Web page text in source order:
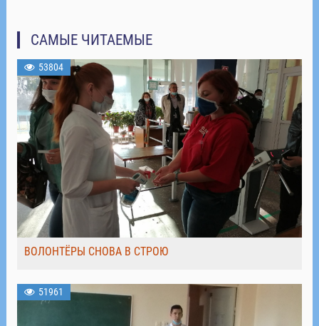
САМЫЕ ЧИТАЕМЫЕ
53804
ВОЛОНТЁРЫ СНОВА В СТРОЮ
51961